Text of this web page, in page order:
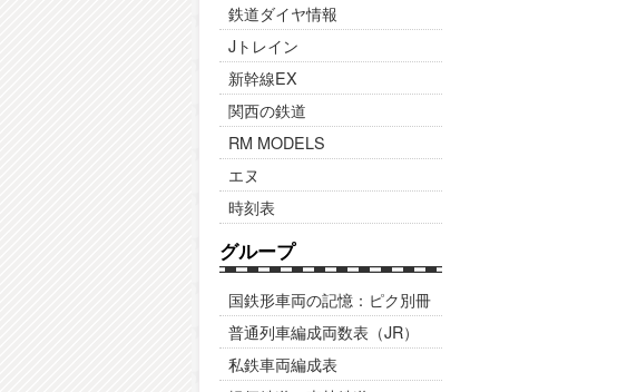
鉄道ダイヤ情報
Jトレイン
新幹線EX
関西の鉄道
RM MODELS
エヌ
時刻表
グループ
国鉄形車両の記憶：ピク別冊
普通列車編成両数表（JR）
私鉄車両編成表